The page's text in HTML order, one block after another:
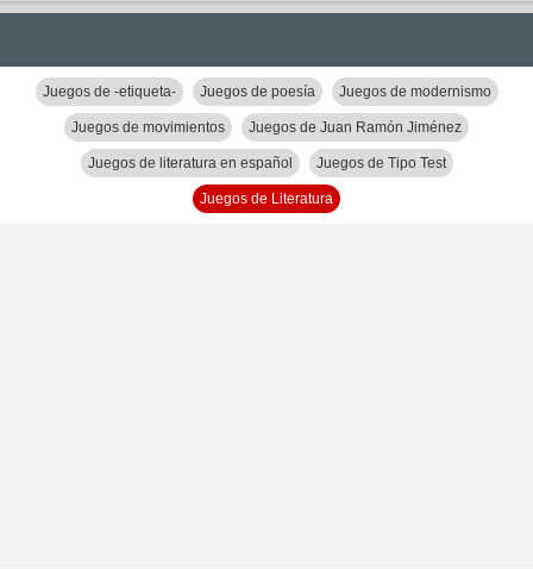
Juegos de -etiqueta- Juegos de poesía Juegos de modernismo
Juegos de movimientos Juegos de Juan Ramón Jiménez
Juegos de literatura en español Juegos de Tipo Test
Juegos de Literatura